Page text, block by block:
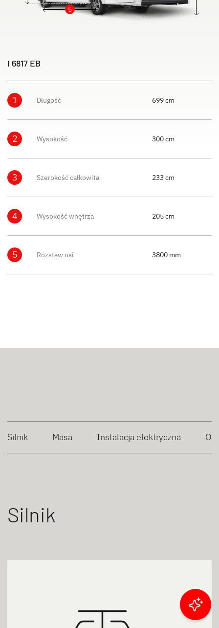
5
I 6817 EB
1 Długość 699 cm
2 Wysokość 300 cm
3 Szerokość całkowita 233 cm
4 Wysokość wnętrza 205 cm
5 Rozstaw osi 3800 mm
Silnik Masa Instalacja elektryczna
Silnik